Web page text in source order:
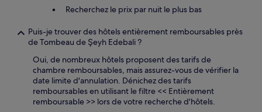
Recherchez le prix par nuit le plus bas
Puis-je trouver des hôtels entièrement remboursables près
de Tombeau de Şeyh Edebali ?
Oui, de nombreux hôtels proposent des tarifs de
chambre remboursables, mais assurez-vous de vérifier la
date limite d'annulation. Dénichez des tarifs
remboursables en utilisant le filtre << Entièrement
remboursable >> lors de votre recherche d'hôtels.